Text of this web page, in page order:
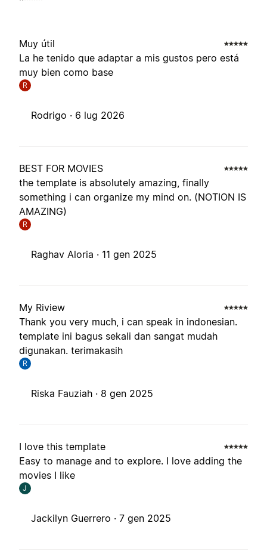
Muy útil
La he tenido que adaptar a mis gustos pero está
muy bien como base
R
Rodrigo · 6 lug 2026
BEST FOR MOVIES
the template is absolutely amazing, finally
something i can organize my mind on. (NOTION IS
AMAZING)
R
Raghav Aloria · 11 gen 2025
My Riview
Thank you very much, i can speak in indonesian.
template ini bagus sekali dan sangat mudah
digunakan. terimakasih
R
Riska Fauziah · 8 gen 2025
I love this template
Easy to manage and to explore. I love adding the
movies I like
J
Jackilyn Guerrero · 7 gen 2025